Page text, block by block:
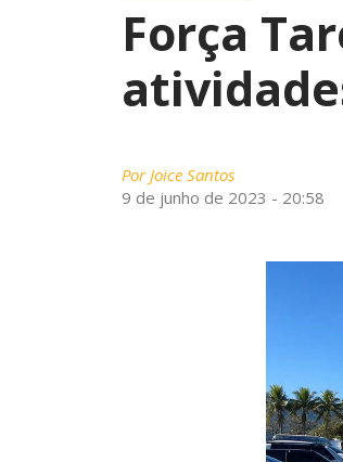
Força
PorJoice Santos
9 de junho de 2023 - 20:58